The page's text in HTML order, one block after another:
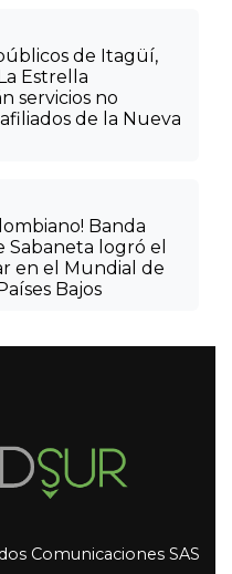
de Itagüí,
Estrella
servicios no
de la Nueva
Banda
Sabaneta logró el
en el Mundial de
Bajos
Comunicaciones SAS